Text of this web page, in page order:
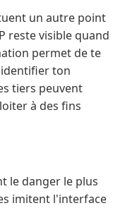
un autre point
reste visible quand
permet de te
ton
tiers peuvent
à des fins
le danger le plus
imitent l'interface